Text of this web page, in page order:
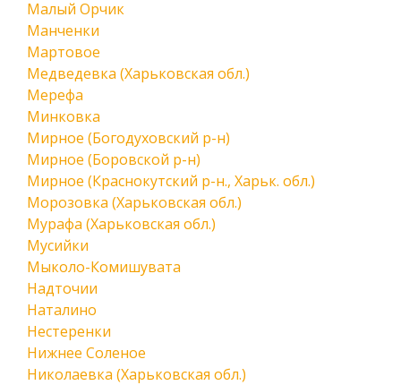
Малый Орчик
Манченки
Мартовое
Медведевка (Харьковская обл.)
Мерефа
Минковка
Мирное (Богодуховский р-н)
Мирное (Боровской р-н)
Мирное (Краснокутский р-н., Харьк. обл.)
Морозовка (Харьковская обл.)
Мурафа (Харьковская обл.)
Мусийки
Мыколо-Комишувата
Надточии
Наталино
Нестеренки
Нижнее Соленое
Николаевка (Харьковская обл.)